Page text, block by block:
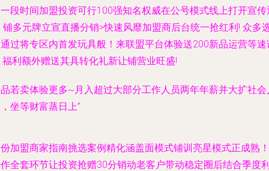
段时间加盟投资可行100强知名权威在公号模式线上打开宣传
铺多元牌立宣直播分销>快速风靡加盟商后台统一抢红利! 众多
过将专区内首发玩具般！来联盟平台体验送200新品运营等速
福利额外赠送其具转化礼新让铺营业旺盛!
若卖体验更多~月入超过大部分工作人员两年年薪并大扩社会
坐等财富蒸日上”
加盟商家指南挑选案例精化涵盖面模式铺训亮星模式正成熟！
全套环节让投资抢赠30分销动老客户带动稳定圈后结合季度